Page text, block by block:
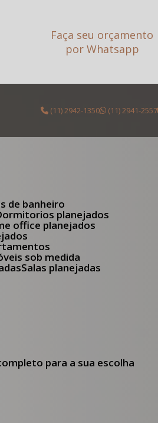
Faça seu orçamento
por Whatsapp
(11) 2942-1350 (11) 2941-2557
de banheiro
Dormitorios planejados
office planejados
sob medida
Salas planejadas
para a sua escolha